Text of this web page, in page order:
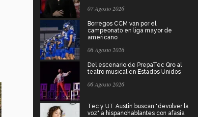
07 Agosto 2026
Borregos CCM van por el
campeonato en liga mayor de
americano
06 Agosto 2026
Del escenario de PrepaTec Qro al
teatro musical en Estados Unidos
06 Agosto 2026
Tec y UT Austin buscan "devolver la
voz" a hispanohablantes con afasia